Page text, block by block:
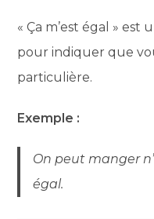
« Ça m’est égal »
pour indiquer que
particulière.
Exemple :
On peut manger
égal.